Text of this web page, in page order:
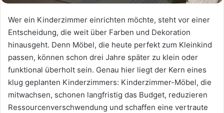
Wer ein Kinderzimmer einrichten möchte, steht vor einer
Entscheidung, die weit über Farben und Dekoration
hinausgeht. Denn Möbel, die heute perfekt zum Kleinkind
passen, können schon drei Jahre später zu klein oder
funktional überholt sein. Genau hier liegt der Kern eines
klug geplanten Kinderzimmers: Kinderzimmer-Möbel, die
mitwachsen, schonen langfristig das Budget, reduzieren
Ressourcenverschwendung und schaffen eine vertraute